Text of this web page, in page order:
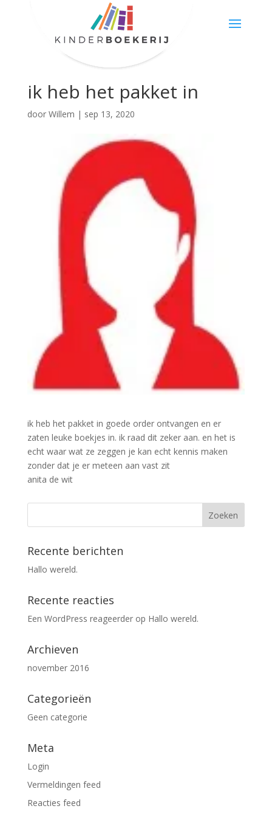
ik heb het pakket in
door Willem | sep 13, 2020
ik heb het pakket in goede order ontvangen en er
zaten leuke boekjes in. ik raad dit zeker aan. en het is
echt waar wat ze zeggen je kan echt kennis maken
zonder dat je er meteen aan vast zit
anita de wit
Recente berichten
Hallo wereld.
Recente reacties
Een WordPress reageerderop Hallo wereld.
Archieven
november 2016
Categorieën
Geen categorie
Meta
Login
Vermeldingen feed
Reacties feed